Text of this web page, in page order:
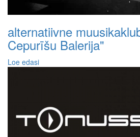
alternatiivne
Cepurīšu Balerija"
Loe edasi